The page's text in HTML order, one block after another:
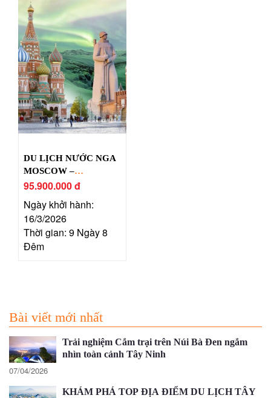
DU LỊCH NƯỚC NGA
MOSCOW –
MURMANSK –
95.900.000 đ
Ngày khởi hành:
16/3/2026
Thời gian: 9 Ngày 8
Đêm
Bài viết mới nhất
Trải nghiệm Cắm trại trên Núi Bà Đen ngắm
nhìn toàn cảnh Tây Ninh
07/04/2026
KHÁM PHÁ TOP ĐỊA ĐIỂM DU LỊCH TÂY